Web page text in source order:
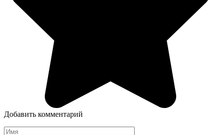
Добавить комментарий
Имя